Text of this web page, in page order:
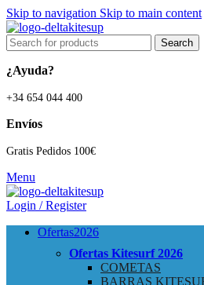
Skip to navigation Skip to main content
Search
¿Ayuda?
+34 654 044 400
Envíos
Gratis Pedidos 100€
Menu
Login / Register
Ofertas2026
Ofertas Kitesurf2026
COMETAS
BARRAS